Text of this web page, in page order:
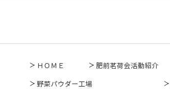
ＨＯＭＥ 肥前茗荷会活動紹介
野菜パウダー工場